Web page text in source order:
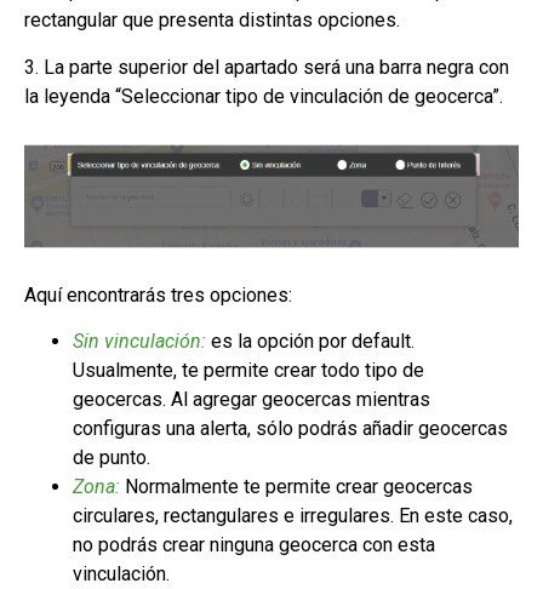
rectangular que presenta distintas opciones.
3. La parte superior del apartado será una barra negra con
la leyenda “Seleccionar tipo de vinculación de geocerca”.
Aquí encontrarás tres opciones:
Sin vinculación: es la opción por default.
Usualmente, te permite crear todo tipo de
geocercas. Al agregar geocercas mientras
configuras una alerta, sólo podrás añadir geocercas
de punto.
Zona: Normalmente te permite crear geocercas
circulares, rectangulares e irregulares. En este caso,
no podrás crear ninguna geocerca con esta
vinculación.